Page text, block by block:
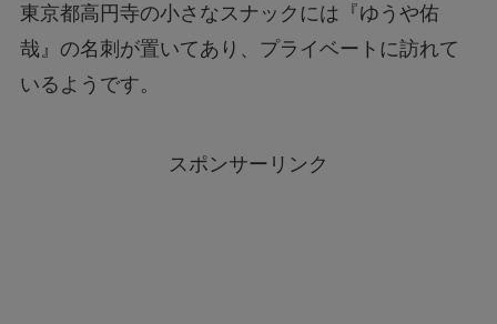
東京都高円寺の小さなスナックには『ゆうや佑
哉』の名刺が置いてあり、プライベートに訪れて
いるようです。
スポンサーリンク